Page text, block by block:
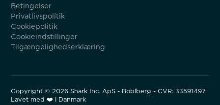
Betingelser
Privatlivspolitik
Cookiepolitik
Cookieindstillinger
Tilgængelighedserklæring
Copyright © 2026 Shark Inc. ApS - Boblberg - CVR: 33591497
Lavet med ❤️ i Danmark